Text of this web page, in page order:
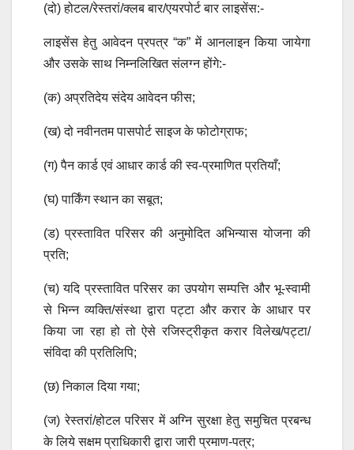
(दो) होटल/रेस्तरां/क्लब बार/एयरपोर्ट बार लाइसेंस:-
लाइसेंस हेतु आवेदन प्रपत्र “क” में आनलाइन किया जायेगा
और उसके साथ निम्नलिखित संलग्न होंगे:-
(क) अप्रतिदेय संदेय आवेदन फीस;
(ख) दो नवीनतम पासपोर्ट साइज के फोटोग्राफ;
(ग) पैन कार्ड एवं आधार कार्ड की स्व-प्रमाणित प्रतियाँ;
(घ) पार्किंग स्थान का सबूत;
(ड) प्रस्तावित परिसर की अनुमोदित अभिन्यास योजना की
प्रति;
(च) यदि प्रस्तावित परिसर का उपयोग सम्पत्ति और भू-स्वामी
से भिन्न व्यक्ति/संस्था द्वारा पट्टा और करार के आधार पर
किया जा रहा हो तो ऐसे रजिस्ट्रीकृत करार विलेख/पट्टा/
संविदा की प्रतिलिपि;
(छ) निकाल दिया गया;
(ज) रेस्तरां/होटल परिसर में अग्नि सुरक्षा हेतु समुचित प्रबन्ध
के लिये सक्षम प्राधिकारी द्वारा जारी प्रमाण-पत्र;